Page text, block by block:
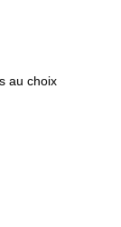
au choix